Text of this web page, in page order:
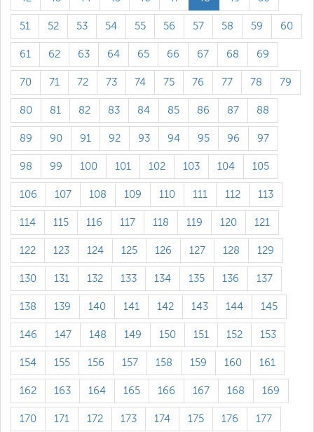
51 52 53 54 55 56 57 58 59 60
61 62 63 64 65 66 67 68 69
70 71 72 73 74 75 76 77 78 79
80 81 82 83 84 85 86 87 88
89 90 91 92 93 94 95 96 97
98 99 100 101 102 103 104 105
106 107 108 109 110 111 112 113
114 115 116 117 118 119 120 121
122 123 124 125 126 127 128 129
130 131 132 133 134 135 136 137
138 139 140 141 142 143 144 145
146 147 148 149 150 151 152 153
154 155 156 157 158 159 160 161
162 163 164 165 166 167 168 169
170 171 172 173 174 175 176 177